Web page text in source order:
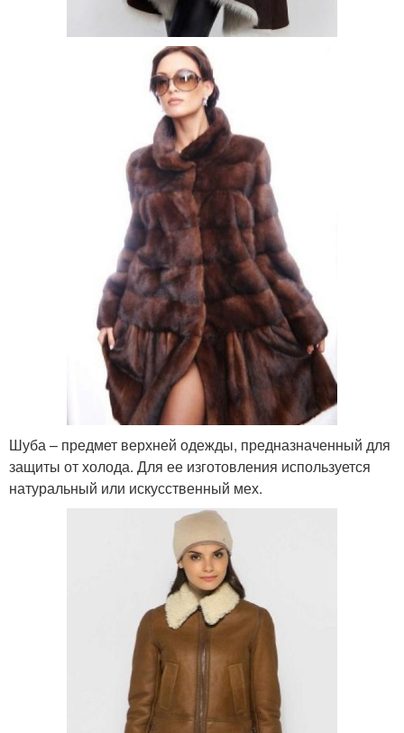
Шуба – предмет верхней одежды, предназначенный для
защиты от холода. Для ее изготовления используется
натуральный или искусственный мех.